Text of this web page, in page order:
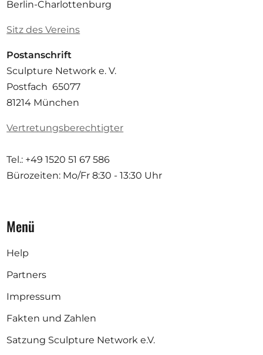
Berlin-Charlottenburg
Sitz des Vereins
Postanschrift
Sculpture Network e. V.
Postfach 65077
81214 München
Vertretungsberechtigter
Tel.: +49 1520 51 67 586
Bürozeiten: Mo/Fr 8:30 - 13:30 Uhr
Menü
Help
Partners
Impressum
Fakten und Zahlen
Satzung Sculpture Network e.V.